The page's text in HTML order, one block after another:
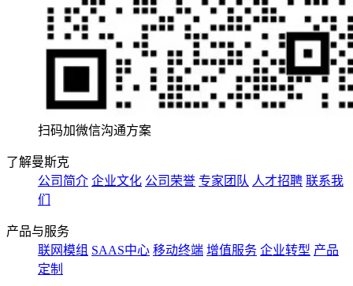
扫码加微信沟通方案
了解曼斯克
公司简介 企业文化 公司荣誉 专家团队 人才招聘 联系我
们
产品与服务
联网模组 SAAS中心 移动终端 增值服务 企业转型 产品
定制